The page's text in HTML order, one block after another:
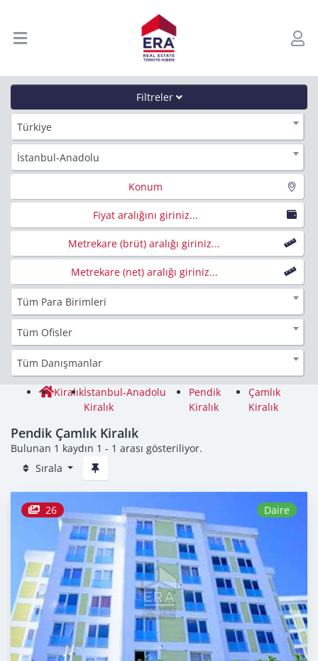
Filtreler
Türkiye
İstanbul-Anadolu
Konum
Fiyat aralığını giriniz...
Metrekare (brüt) aralığı giriniz...
Metrekare (net) aralığı giriniz...
Tüm Para Birimleri
Tüm Ofisler
Tüm Danışmanlar
Kiralıkİstanbul-Anadolu
Kiralık
Pendik
Kiralık
Çamlık
Kiralık
Pendik Çamlık Kiralık
Bulunan 1 kaydın 1 - 1 arası gösteriliyor.
Sırala
26 Daire